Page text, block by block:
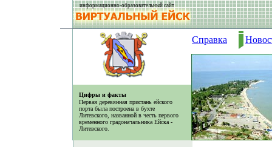
информационно-образовательный сайт
Цифры и факты
Первая деревянная пристань ейского
порта была построена в бухте
Литевского, названной в честь первого
временного градоначальника Ейска -
Литевского.
Справка